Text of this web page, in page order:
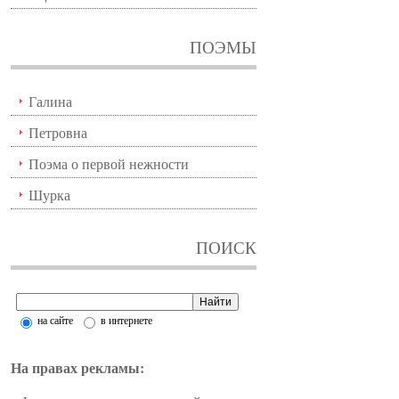
ПОЭМЫ
Галина
Петровна
Поэма о первой нежности
Шурка
ПОИСК
на сайте в интернете
На правах рекламы: